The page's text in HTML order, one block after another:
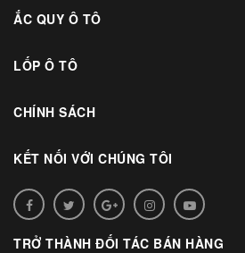
ẮC QUY Ô TÔ
LỐP Ô TÔ
CHÍNH SÁCH
KẾT NỐI VỚI CHÚNG TÔI
TRỞ THÀNH ĐỐI TÁC BÁN HÀNG